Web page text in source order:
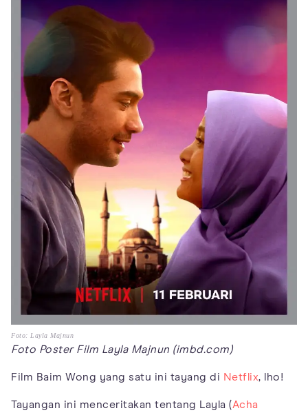
Foto: Layla Majnun
Foto Poster Film Layla Majnun (imbd.com)
Film Baim Wong yang satu ini tayang di Netflix, lho!
Tayangan ini menceritakan tentang Layla (Acha